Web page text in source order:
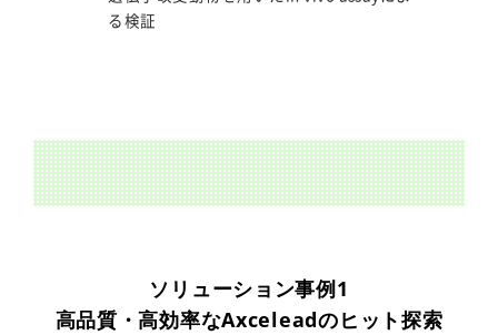
る検証
ソリューション事例1
高品質・高効率なAxceleadのヒット探索